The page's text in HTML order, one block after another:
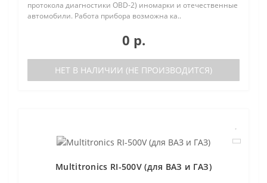
протокола диагностики OBD-2) иномарки и отечественные
автомобили. Работа прибора возможна ка..
0 р.
НЕТ В НАЛИЧИИ (НЕ ПРОИЗВОДИТСЯ)
Multitronics RI-500V (для ВАЗ и ГАЗ)